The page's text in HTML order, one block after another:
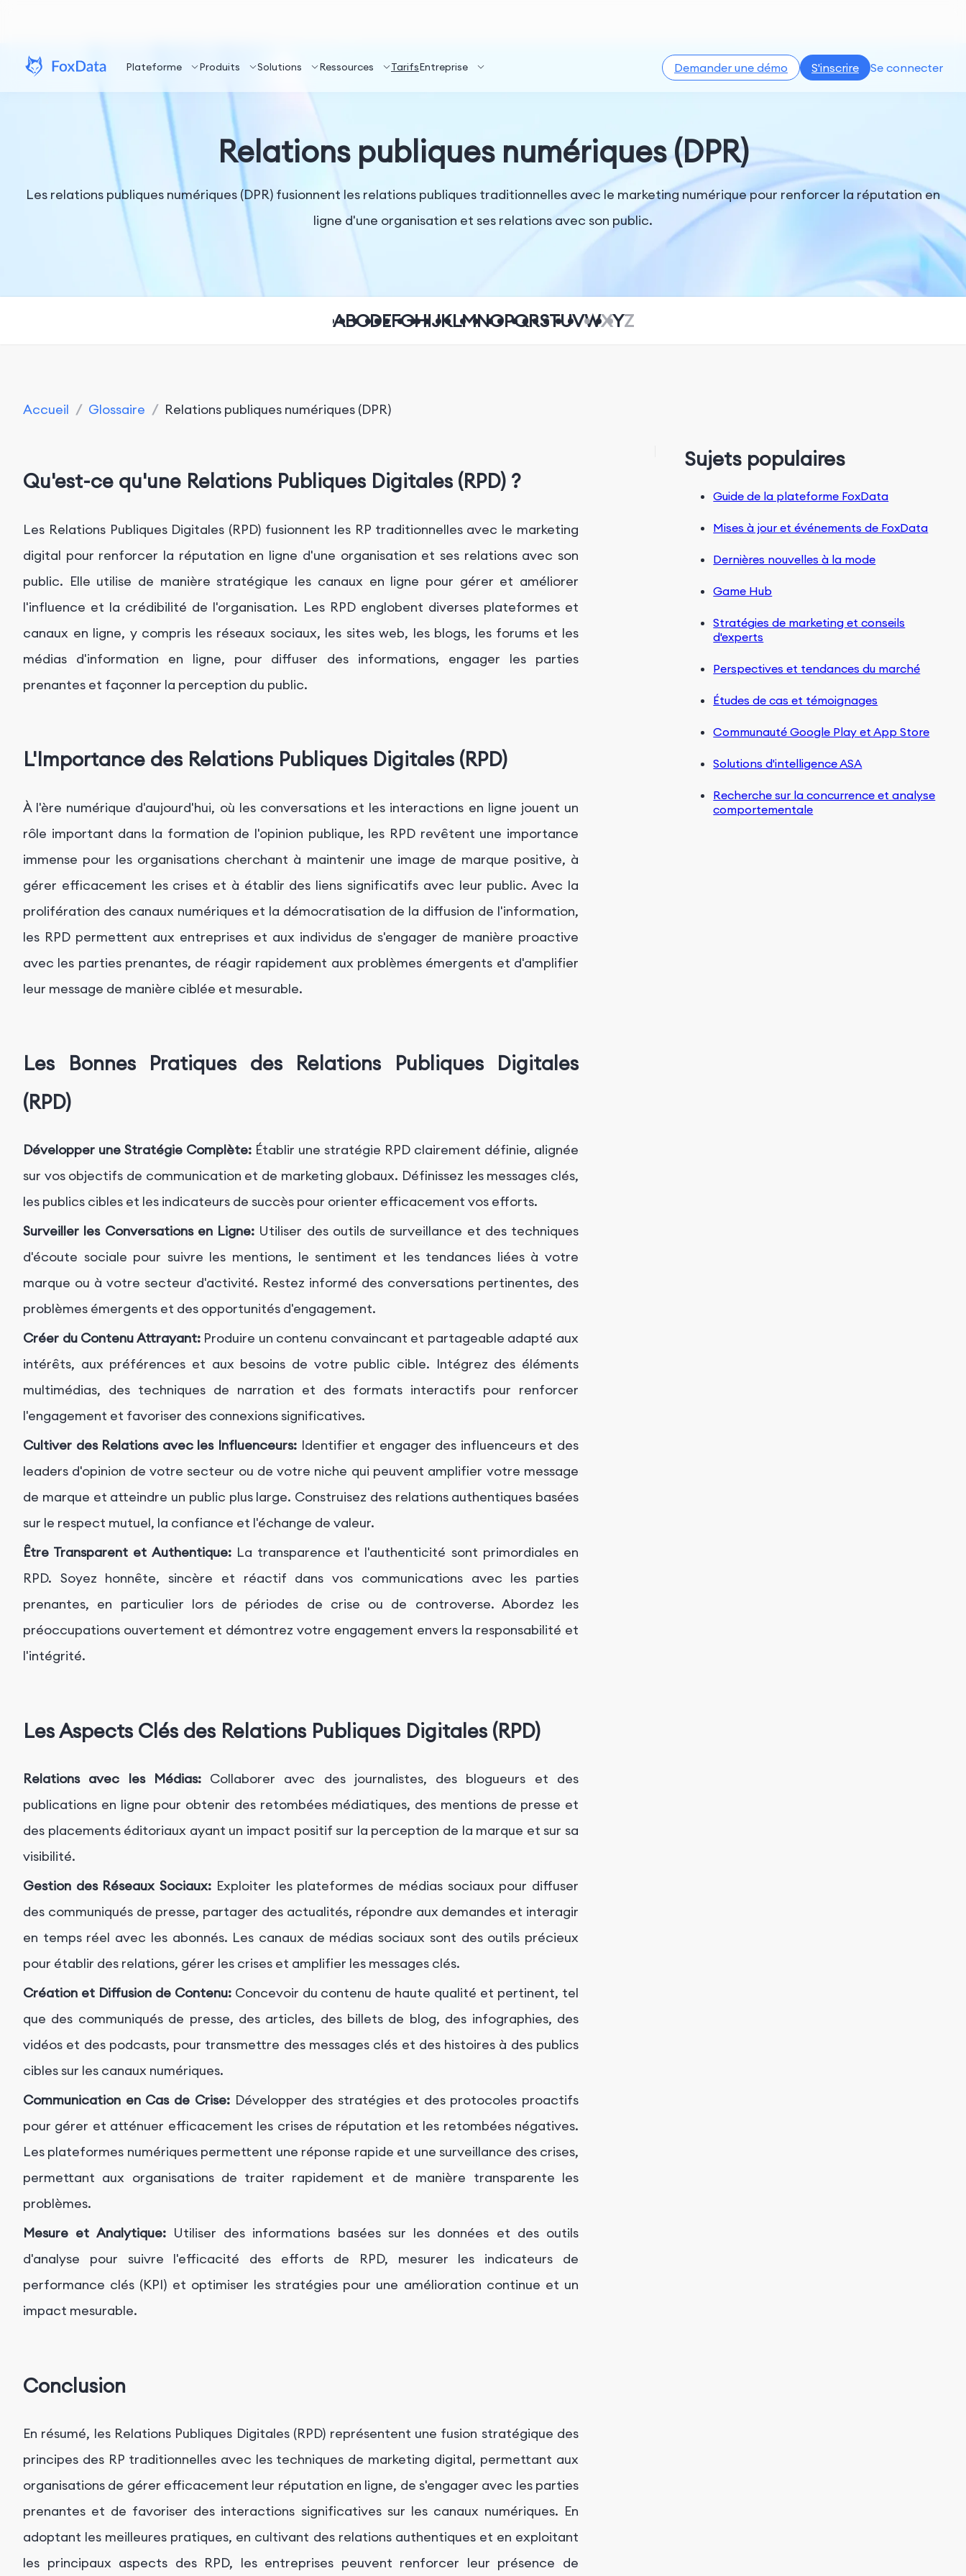
Plateforme Produits Solutions Ressources TarifsEntreprise Demander une démo S'inscrire Se connecter
Relations publiques numériques (DPR)
Les relations publiques numériques (DPR) fusionnent les relations publiques traditionnelles avec le marketing numérique pour renforcer la réputation en
ligne d'une organisation et ses relations avec son public.
ABCDEFGHIJKLMNOPQRSTUVWXYZ
Accueil / Glossaire / Relations publiques numériques (DPR)
Qu'est-ce qu'une Relations Publiques Digitales (RPD) ?
Les Relations Publiques Digitales (RPD) fusionnent les RP traditionnelles avec le marketing
digital pour renforcer la réputation en ligne d'une organisation et ses relations avec son
public. Elle utilise de manière stratégique les canaux en ligne pour gérer et améliorer
l'influence et la crédibilité de l'organisation. Les RPD englobent diverses plateformes et
canaux en ligne, y compris les réseaux sociaux, les sites web, les blogs, les forums et les
médias d'information en ligne, pour diffuser des informations, engager les parties
prenantes et façonner la perception du public.
L'Importance des Relations Publiques Digitales (RPD)
À l'ère numérique d'aujourd'hui, où les conversations et les interactions en ligne jouent un
rôle important dans la formation de l'opinion publique, les RPD revêtent une importance
immense pour les organisations cherchant à maintenir une image de marque positive, à
gérer efficacement les crises et à établir des liens significatifs avec leur public. Avec la
prolifération des canaux numériques et la démocratisation de la diffusion de l'information,
les RPD permettent aux entreprises et aux individus de s'engager de manière proactive
avec les parties prenantes, de réagir rapidement aux problèmes émergents et d'amplifier
leur message de manière ciblée et mesurable.
Les Bonnes Pratiques des Relations Publiques Digitales
(RPD)
Développer une Stratégie Complète: Établir une stratégie RPD clairement définie, alignée
sur vos objectifs de communication et de marketing globaux. Définissez les messages clés,
les publics cibles et les indicateurs de succès pour orienter efficacement vos efforts.
Surveiller les Conversations en Ligne: Utiliser des outils de surveillance et des techniques
d'écoute sociale pour suivre les mentions, le sentiment et les tendances liées à votre
marque ou à votre secteur d'activité. Restez informé des conversations pertinentes, des
problèmes émergents et des opportunités d'engagement.
Créer du Contenu Attrayant:Produire un contenu convaincant et partageable adapté aux
intérêts, aux préférences et aux besoins de votre public cible. Intégrez des éléments
multimédias, des techniques de narration et des formats interactifs pour renforcer
l'engagement et favoriser des connexions significatives.
Cultiver des Relations avec les Influenceurs:Identifier et engager des influenceurs et des
leaders d'opinion de votre secteur ou de votre niche qui peuvent amplifier votre message
de marque et atteindre un public plus large. Construisez des relations authentiques basées
sur le respect mutuel, la confiance et l'échange de valeur.
Être Transparent et Authentique:La transparence et l'authenticité sont primordiales en
RPD. Soyez honnête, sincère et réactif dans vos communications avec les parties
prenantes, en particulier lors de périodes de crise ou de controverse. Abordez les
préoccupations ouvertement et démontrez votre engagement envers la responsabilité et
l'intégrité.
Les Aspects Clés des Relations Publiques Digitales (RPD)
Relations avec les Médias:Collaborer avec des journalistes, des blogueurs et des
publications en ligne pour obtenir des retombées médiatiques, des mentions de presse et
des placements éditoriaux ayant un impact positif sur la perception de la marque et sur sa
visibilité.
Gestion des Réseaux Sociaux: Exploiter les plateformes de médias sociaux pour diffuser
des communiqués de presse, partager des actualités, répondre aux demandes et interagir
en temps réel avec les abonnés. Les canaux de médias sociaux sont des outils précieux
pour établir des relations, gérer les crises et amplifier les messages clés.
Création et Diffusion de Contenu:Concevoir du contenu de haute qualité et pertinent, tel
que des communiqués de presse, des articles, des billets de blog, des infographies, des
vidéos et des podcasts, pour transmettre des messages clés et des histoires à des publics
cibles sur les canaux numériques.
Communication en Cas de Crise:Développer des stratégies et des protocoles proactifs
pour gérer et atténuer efficacement les crises de réputation et les retombées négatives.
Les plateformes numériques permettent une réponse rapide et une surveillance des crises,
permettant aux organisations de traiter rapidement et de manière transparente les
problèmes.
Mesure et Analytique:Utiliser des informations basées sur les données et des outils
d'analyse pour suivre l'efficacité des efforts de RPD, mesurer les indicateurs de
performance clés (KPI) et optimiser les stratégies pour une amélioration continue et un
impact mesurable.
Conclusion
En résumé, les Relations Publiques Digitales (RPD) représentent une fusion stratégique des
principes des RP traditionnelles avec les techniques de marketing digital, permettant aux
organisations de gérer efficacement leur réputation en ligne, de s'engager avec les parties
prenantes et de favoriser des interactions significatives sur les canaux numériques. En
adoptant les meilleures pratiques, en cultivant des relations authentiques et en exploitant
les principaux aspects des RPD, les entreprises peuvent renforcer leur présence de
Sujets populaires
Guide de la plateforme FoxData
Mises à jour et événements de FoxData
Dernières nouvelles à la mode
Game Hub
Stratégies de marketing et conseils
d'experts
Perspectives et tendances du marché
Études de cas et témoignages
Communauté Google Play et App Store
Solutions d'intelligence ASA
Recherche sur la concurrence et analyse
comportementale